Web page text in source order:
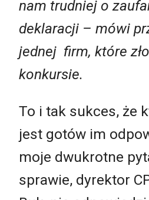
nam trudniej o
deklaracji – mówi
jednej firm, które
konkursie.
To i tak sukces, że
jest gotów im
moje dwukrotne
sprawie, dyrektor